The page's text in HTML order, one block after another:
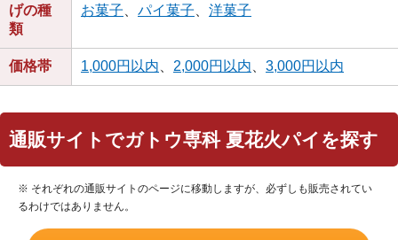
げの種
類
お菓子 パイ菓子 洋菓子
価格帯 1,000円以内 2,000円以内 3,000円以内
通販サイトでガトウ専科 夏花火パイを探す
※ それぞれの通販サイトのページに移動しますが、必ずしも販売されてい
るわけではありません。